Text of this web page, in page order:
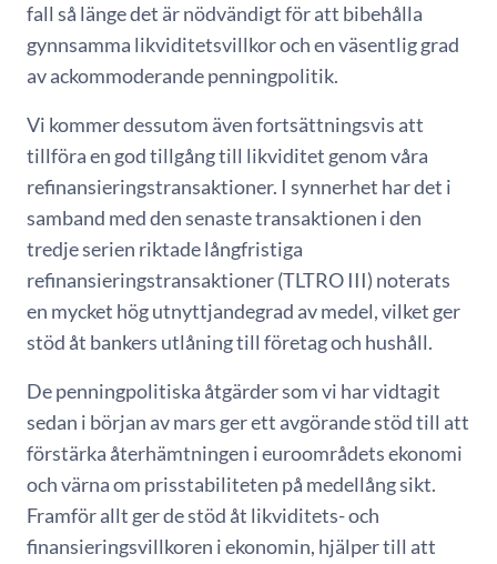
fall så länge det är nödvändigt för att bibehålla
gynnsamma likviditetsvillkor och en väsentlig grad
av ackommoderande penningpolitik.
Vi kommer dessutom även fortsättningsvis att
tillföra en god tillgång till likviditet genom våra
refinansieringstransaktioner. I synnerhet har det i
samband med den senaste transaktionen i den
tredje serien riktade långfristiga
refinansieringstransaktioner (TLTRO III) noterats
en mycket hög utnyttjandegrad av medel, vilket ger
stöd åt bankers utlåning till företag och hushåll.
De penningpolitiska åtgärder som vi har vidtagit
sedan i början av mars ger ett avgörande stöd till att
förstärka återhämtningen i euroområdets ekonomi
och värna om prisstabiliteten på medellång sikt.
Framför allt ger de stöd åt likviditets- och
finansieringsvillkoren i ekonomin, hjälper till att